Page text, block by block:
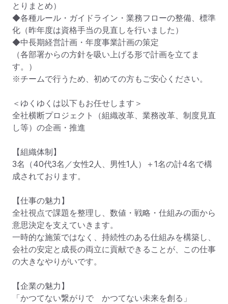
とりまとめ）
◆各種ルール・ガイドライン・業務フローの整備、標準
化（昨年度は資格手当の見直しを行いました）
◆中長期経営計画・年度事業計画の策定
（各部署からの方針を吸い上げる形で計画を立てま
す。）
※チームで行うため、初めての方もご安心ください。
＜ゆくゆくは以下もお任せします＞
全社横断プロジェクト（組織改革、業務改革、制度見直
し等）の企画・推進
【組織体制】
3名（40代3名／女性2人、男性1人）＋1名の計4名で構
成されております。
【仕事の魅力】
全社視点で課題を整理し、数値・戦略・仕組みの面から
意思決定を支えていきます。
一時的な施策ではなく、持続性のある仕組みを構築し、
会社の安定と成長の両立に貢献できることが、この仕事
の大きなやりがいです。
【企業の魅力】
「かつてない繋がりで　かつてない未来を創る」